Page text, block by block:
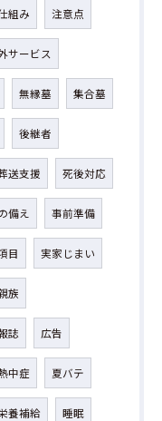
組み 注意点
サービス
無縁墓 集合墓
後継者
送支援 死後対応
備え 事前準備
目 実家じまい
族
誌 広告
中症 夏バテ
養補給 睡眠